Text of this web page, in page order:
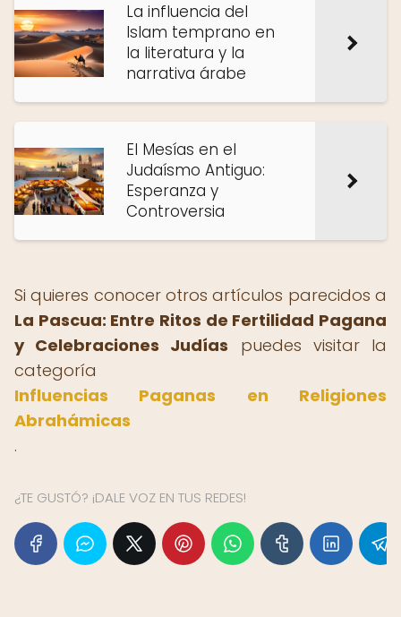
La influencia del
Islam temprano en
la literatura y la
narrativa árabe
El Mesías en el
Judaísmo Antiguo:
Esperanza y
Controversia
Si quieres conocer otros artículos parecidos a
La Pascua: Entre Ritos de Fertilidad Pagana
y Celebraciones Judías puedes visitar la
categoría
Influencias Paganas en Religiones
Abrahámicas
.
¿TE GUSTÓ? ¡DALE VOZ EN TUS REDES!